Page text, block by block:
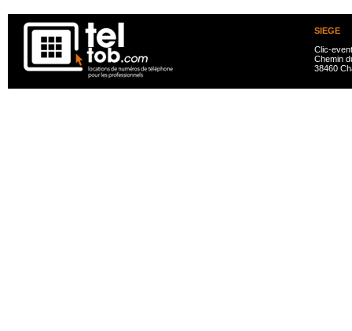
SIEGE
Clic-
Chemin
38460